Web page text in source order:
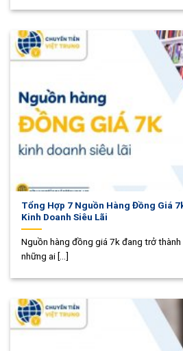
Tổng Hợp 7 Nguồn Hàng Đồng Giá
Kinh Doanh Siêu Lãi
Nguồn hàng đồng giá 7k đang trở
những ai [...]